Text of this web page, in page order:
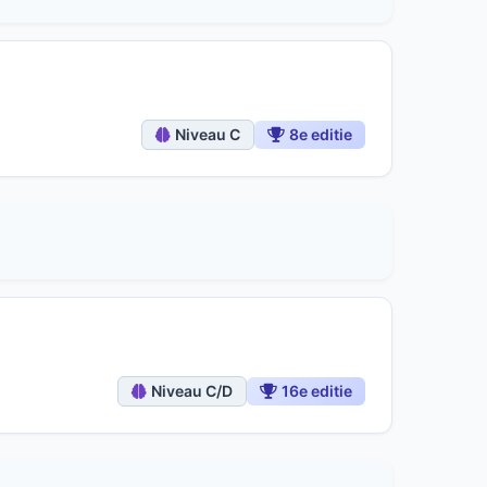
Niveau C 8e editie
Niveau C/D 16e editie